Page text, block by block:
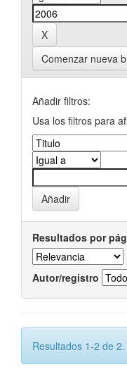
Comenzar nueva
Añadir filtros:
Usa los filtros para
Resultados por
Autor/registro
Resultados 1-2 de 2.